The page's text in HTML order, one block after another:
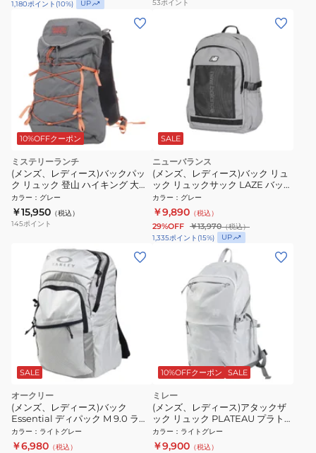
1,180ポイント (10%) UP 53ポイント
10%OFFクーポン
ミステリーランチ
(メンズ、レディース)バックパッ
ク リュック 登山 ハイキング 大型
防災 ギャラゲーター15
19761601093003
カラー ： グレー
￥15,950 （税込）
145ポイント
SALE
ニューバランス
(メンズ、レディース)バック リュ
ック リュックサック LAZE バック
パック グレー LAB53101YST
カラー ： グレー
￥9,890 （税込）
29%OFF ￥13,970（税込）
1,335ポイント (15%) UP
SALE
オークリー
(メンズ、レディース)バック
Essential ディパック M 9.0 ライ
トグレー 28L FOS901982-68S 学
校 学生 会社 仕事 通勤 通学
カラー ： ライトグレー
￥6,980 （税込）
10%OFFクーポン SALE
ミレー
(メンズ、レディース)アタックザ
ック リュック PLATEAU プラトー
20 MIS0765-N7458 ライトグレ
ー 20L
カラー ： ライトグレー
￥9,900 （税込）